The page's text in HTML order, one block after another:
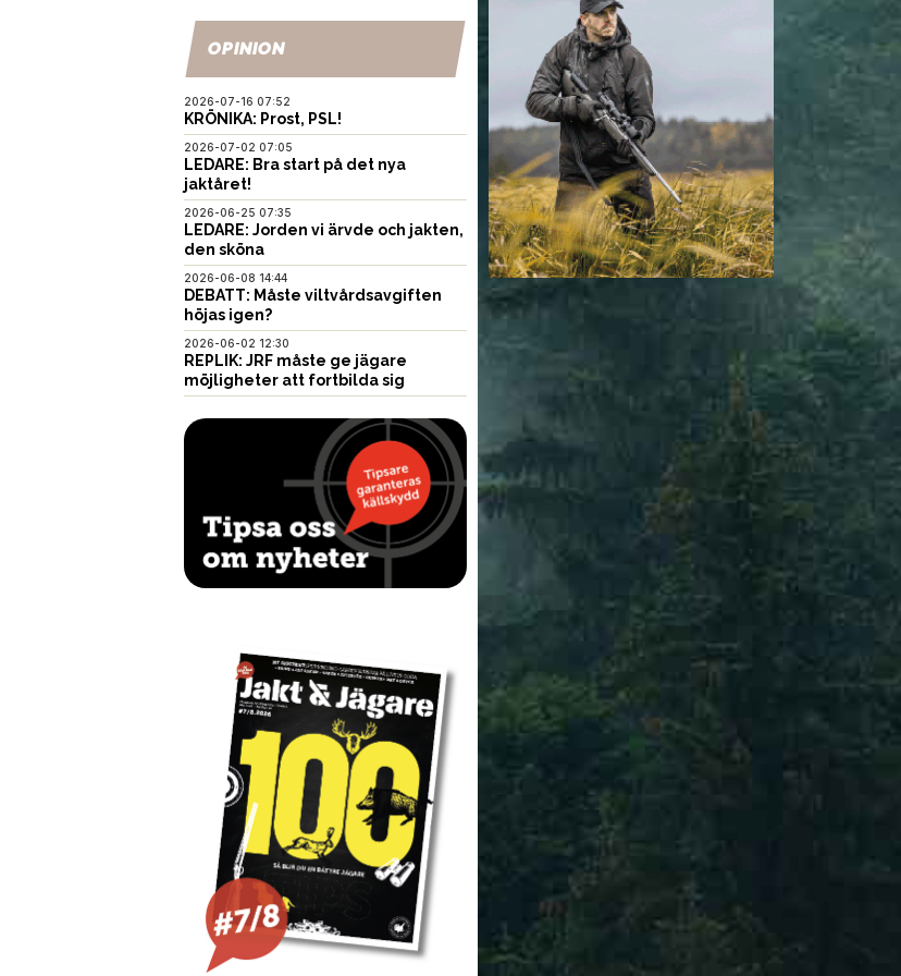
OPINION
2026-07-16 07:52
KRÖNIKA: Prost, PSL!
2026-07-02 07:05
LEDARE: Bra start på det nya
jaktåret!
2026-06-25 07:35
LEDARE: Jorden vi ärvde och jakten,
den sköna
2026-06-08 14:44
DEBATT: Måste viltvårdsavgiften
höjas igen?
2026-06-02 12:30
REPLIK: JRF måste ge jägare
möjligheter att fortbilda sig